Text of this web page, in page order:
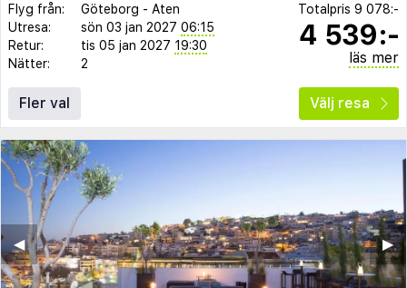
Flyg från: Göteborg - Aten
Utresa:
sön 03 jan 2027 06:15
Retur:
tis 05 jan 2027 19:30
Nätter:
2
Totalpris 9 078:-
4 539:-
läs mer
Fler val Välj resa
▶︎
◀︎